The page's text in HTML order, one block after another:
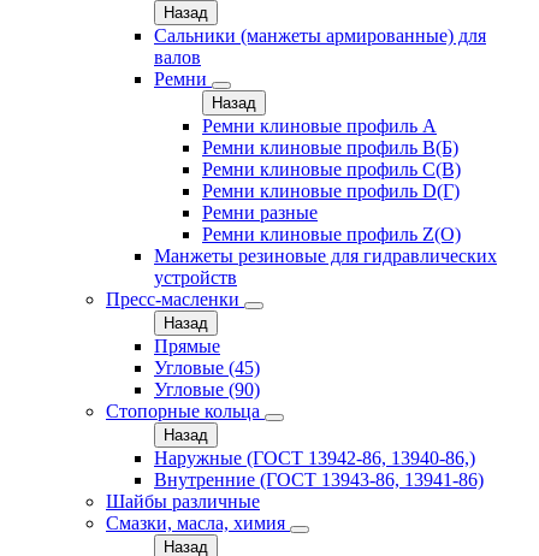
Назад
Сальники (манжеты армированные) для
валов
Ремни
Назад
Ремни клиновые профиль A
Ремни клиновые профиль B(Б)
Ремни клиновые профиль C(В)
Ремни клиновые профиль D(Г)
Ремни разные
Ремни клиновые профиль Z(О)
Манжеты резиновые для гидравлических
устройств
Пресс-масленки
Назад
Прямые
Угловые (45)
Угловые (90)
Стопорные кольца
Назад
Наружные (ГОСТ 13942-86, 13940-86,)
Внутренние (ГОСТ 13943-86, 13941-86)
Шайбы различные
Смазки, масла, химия
Назад